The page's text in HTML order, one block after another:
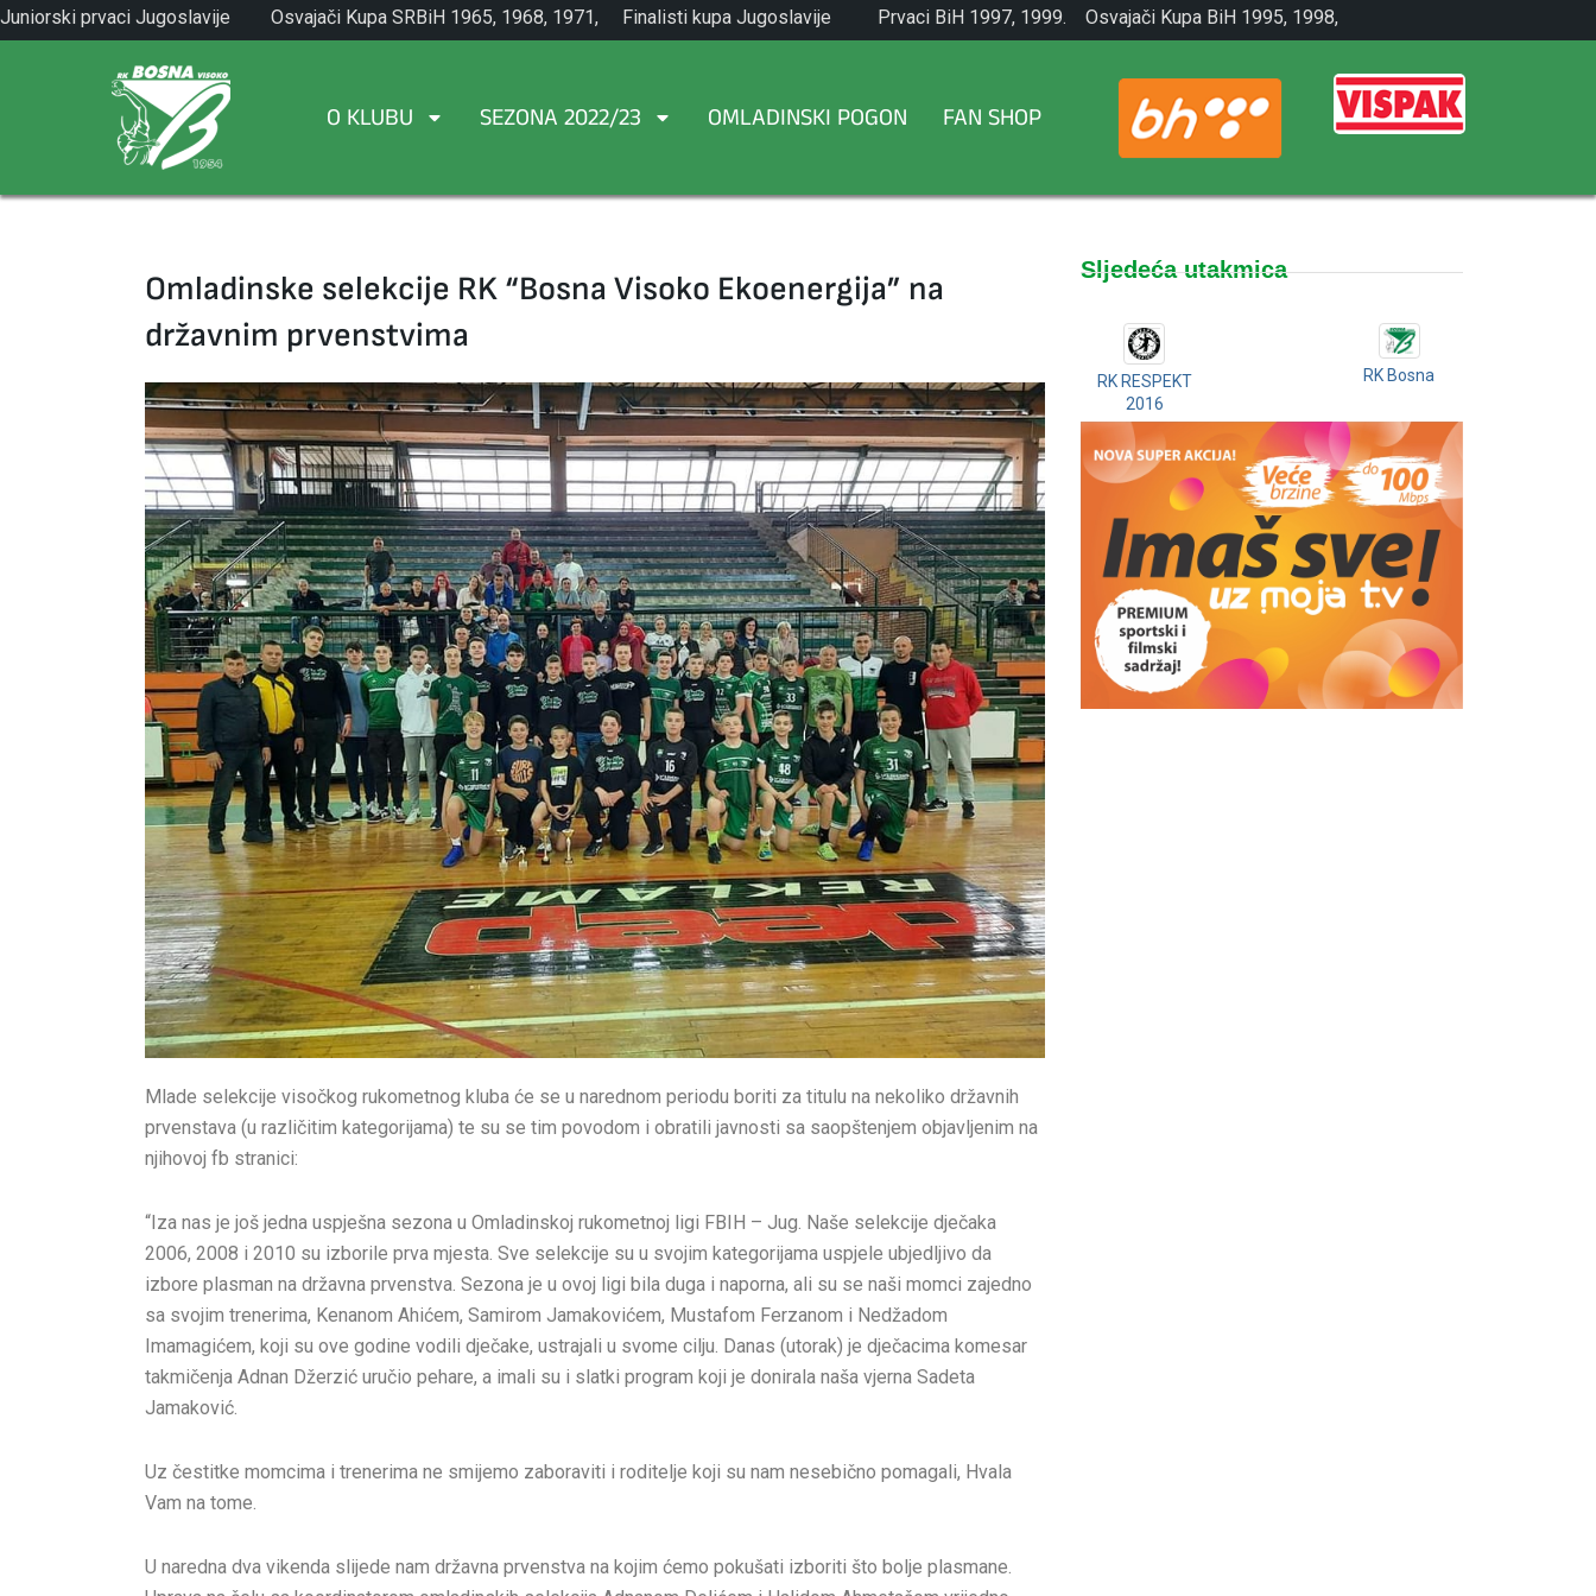
Skip
to
Juniorski prvaci Jugoslavije
1971.
Osvajači Kupa SRBiH 1965, 1968, 1971,
1982.
Finalisti kupa Jugoslavije
1965.
Prvaci BiH 1997, 1999.
Osvajači Kupa BiH 1995, 1998,
2001.
O KLUBU SEZONA 2022/23 OMLADINSKI POGON FAN SHOP
Omladinske selekcije RK “Bosna Visoko Ekoenergija” na
državnim prvenstvima
Mlade selekcije visočkog rukometnog kluba će se u narednom periodu boriti za titulu na nekoliko državnih
prvenstava (u različitim kategorijama) te su se tim povodom i obratili javnosti sa saopštenjem objavljenim na
njihovoj fb stranici:
“Iza nas je još jedna uspješna sezona u Omladinskoj rukometnoj ligi FBIH – Jug. Naše selekcije dječaka
2006, 2008 i 2010 su izborile prva mjesta. Sve selekcije su u svojim kategorijama uspjele ubjedljivo da
izbore plasman na državna prvenstva. Sezona je u ovoj ligi bila duga i naporna, ali su se naši momci zajedno
sa svojim trenerima, Kenanom Ahićem, Samirom Jamakovićem, Mustafom Ferzanom i Nedžadom
Imamagićem, koji su ove godine vodili dječake, ustrajali u svome cilju. Danas (utorak) je dječacima komesar
takmičenja Adnan Džerzić uručio pehare, a imali su i slatki program koji je donirala naša vjerna Sadeta
Jamaković.
Uz čestitke momcima i trenerima ne smijemo zaboraviti i roditelje koji su nam nesebično pomagali, Hvala
Vam na tome.
U naredna dva vikenda slijede nam državna prvenstva na kojim ćemo pokušati izboriti što bolje plasmane.
Sljedeća utakmica
RK RESPEKT
2016
RK Bosna